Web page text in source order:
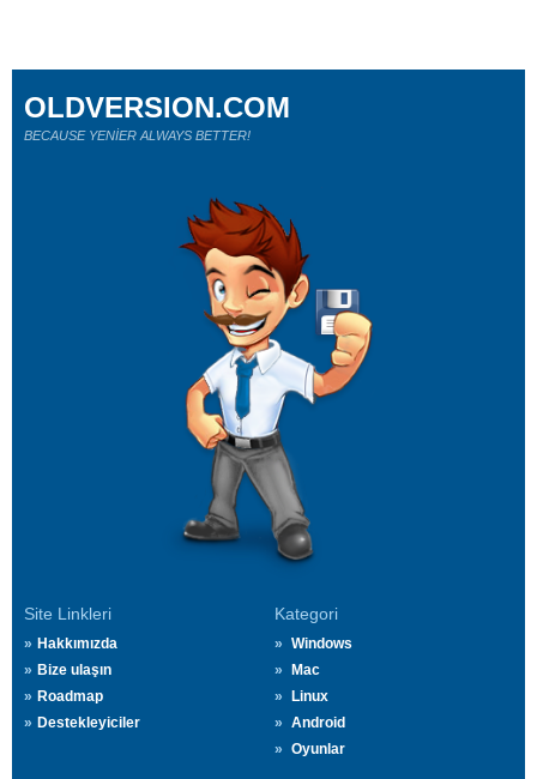
Site Linkleri
Hakkımızda
Bize ulaşın
Roadmap
Destekleyiciler
Kategori
Windows
Mac
Linux
Android
Oyunlar
OLDVERSION.COM
BECAUSE YENİER ALWAYS BETTER!